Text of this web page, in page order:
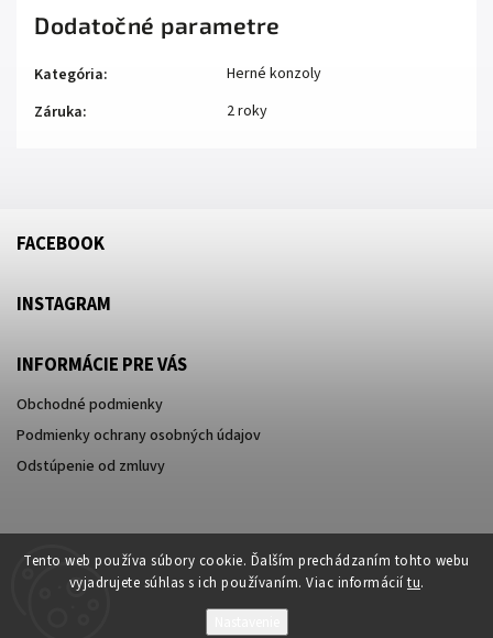
Tento web používa súbory cookie. Ďalším prechádzaním tohto webu
vyjadrujete súhlas s ich používaním. Viac informácií tu.
Dodatočné parametre
Kategória:
Herné konzoly
Záruka: 2 roky
FACEBOOK
INSTAGRAM
INFORMÁCIE PRE VÁS
Obchodné podmienky
Podmienky ochrany osobných údajov
Odstúpenie od zmluvy